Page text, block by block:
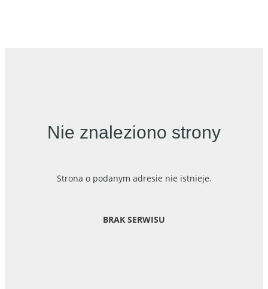
Nie znaleziono strony
Strona o podanym adresie nie istnieje.
BRAK SERWISU